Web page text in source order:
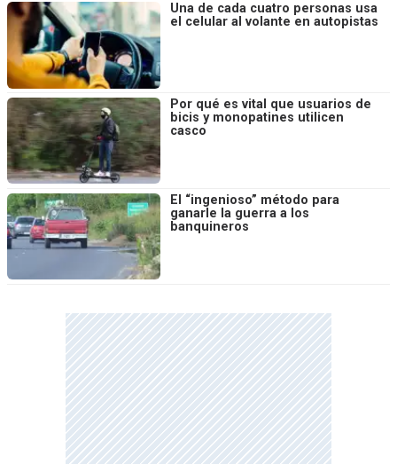
Una de cada cuatro personas usa
el celular al volante en autopistas
Por qué es vital que usuarios de
bicis y monopatines utilicen
casco
El “ingenioso” método para
ganarle la guerra a los
banquineros